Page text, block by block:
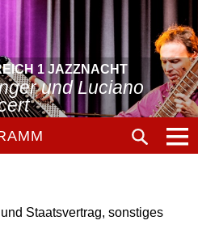
1 JAZZNACHT
und Luciano
Staatsvertrag, sonstiges